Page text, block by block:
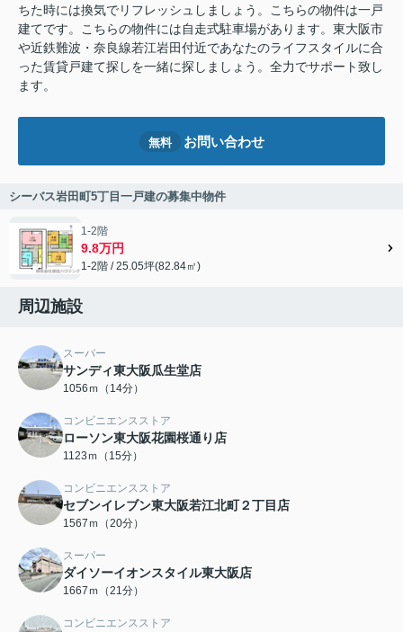
ちた時には換気でリフレッシュしましょう。こちらの物件は一戸
建てです。こちらの物件には自走式駐車場があります。東大阪市
や近鉄難波・奈良線若江岩田付近であなたのライフスタイルに合
った賃貸戸建て探しを一緒に探しましょう。全力でサポート致し
ます。
無料 お問い合わせ
シーバス岩田町5丁目一戸建の募集中物件
1-2階
9.8万円
1-2階 / 25.05坪(82.84㎡)
周辺施設
スーパー
サンディ東大阪瓜生堂店
1056ｍ（14分）
コンビニエンスストア
ローソン東大阪花園桜通り店
1123ｍ（15分）
コンビニエンスストア
セブンイレブン東大阪若江北町２丁目店
1567ｍ（20分）
スーパー
ダイソーイオンスタイル東大阪店
1667ｍ（21分）
コンビニエンスストア